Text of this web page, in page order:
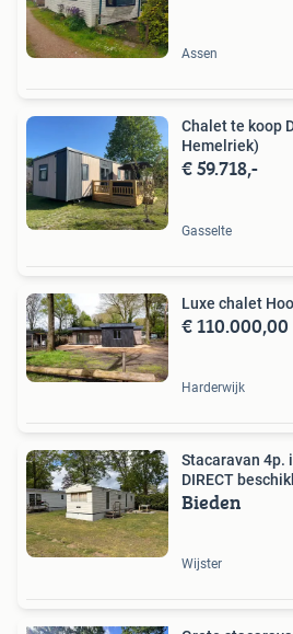
Assen
Chalet te koop
Hemelriek)
€ 59.718,-
Gasselte
Luxe chalet
€ 110.000,00
Harderwijk
Stacaravan 4p.
DIRECT
Bieden
Wijster